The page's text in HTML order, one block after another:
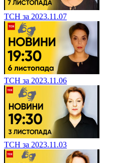
ТСН за 2023.11.07
ТСН за 2023.11.06
ТСН за 2023.11.03